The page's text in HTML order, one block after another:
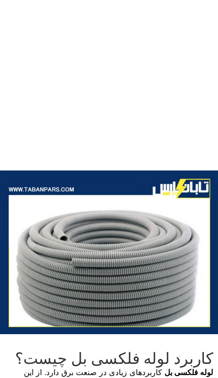
کاربرد لوله فلکسی بل چیست؟
لوله فلکسی بل کاربردهای زیادی در صنعت برق دارد. از این